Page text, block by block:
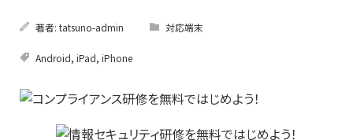
著者: tatsuno-admin 対応端末
Android, iPad, iPhone